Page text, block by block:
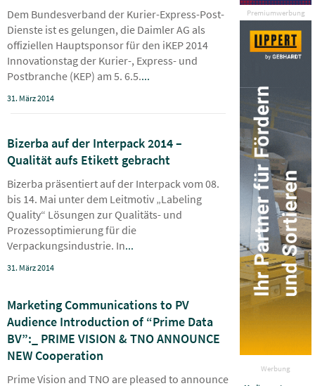
Premiumwerbung
Werbung
Dem Bundesverband der Kurier-Express-Post-
Dienste ist es gelungen, die Daimler AG als
offiziellen Hauptsponsor für den iKEP 2014
Innovationstag der Kurier-, Express- und
Postbranche (KEP) am 5. 6.5....
31. März 2014
Bizerba auf der Interpack 2014 –
Qualität aufs Etikett gebracht
Bizerba präsentiert auf der Interpack vom 08.
bis 14. Mai unter dem Leitmotiv „Labeling
Quality“ Lösungen zur Qualitäts- und
Prozessoptimierung für die
Verpackungsindustrie. In...
31. März 2014
Marketing Communications to PV
Audience Introduction of “Prime Data
BV”:_ PRIME VISION & TNO ANNOUNCE
NEW Cooperation
Prime Vision and TNO are pleased to announce